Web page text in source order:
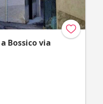
Bossico via